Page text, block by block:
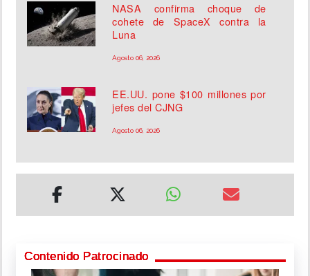
NASA confirma choque de
cohete de SpaceX contra la
Luna
Agosto 06, 2026
EE.UU. pone $100 millones por
jefes del CJNG
Agosto 06, 2026
Contenido Patrocinado